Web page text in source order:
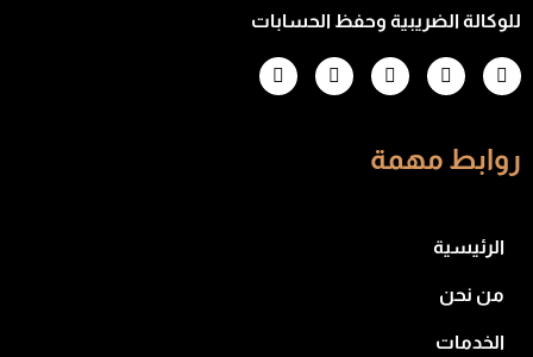
للوكالة الضريبية وحفظ الحسابات
روابط مهمة
الرئيسية
من نحن
الخدمات